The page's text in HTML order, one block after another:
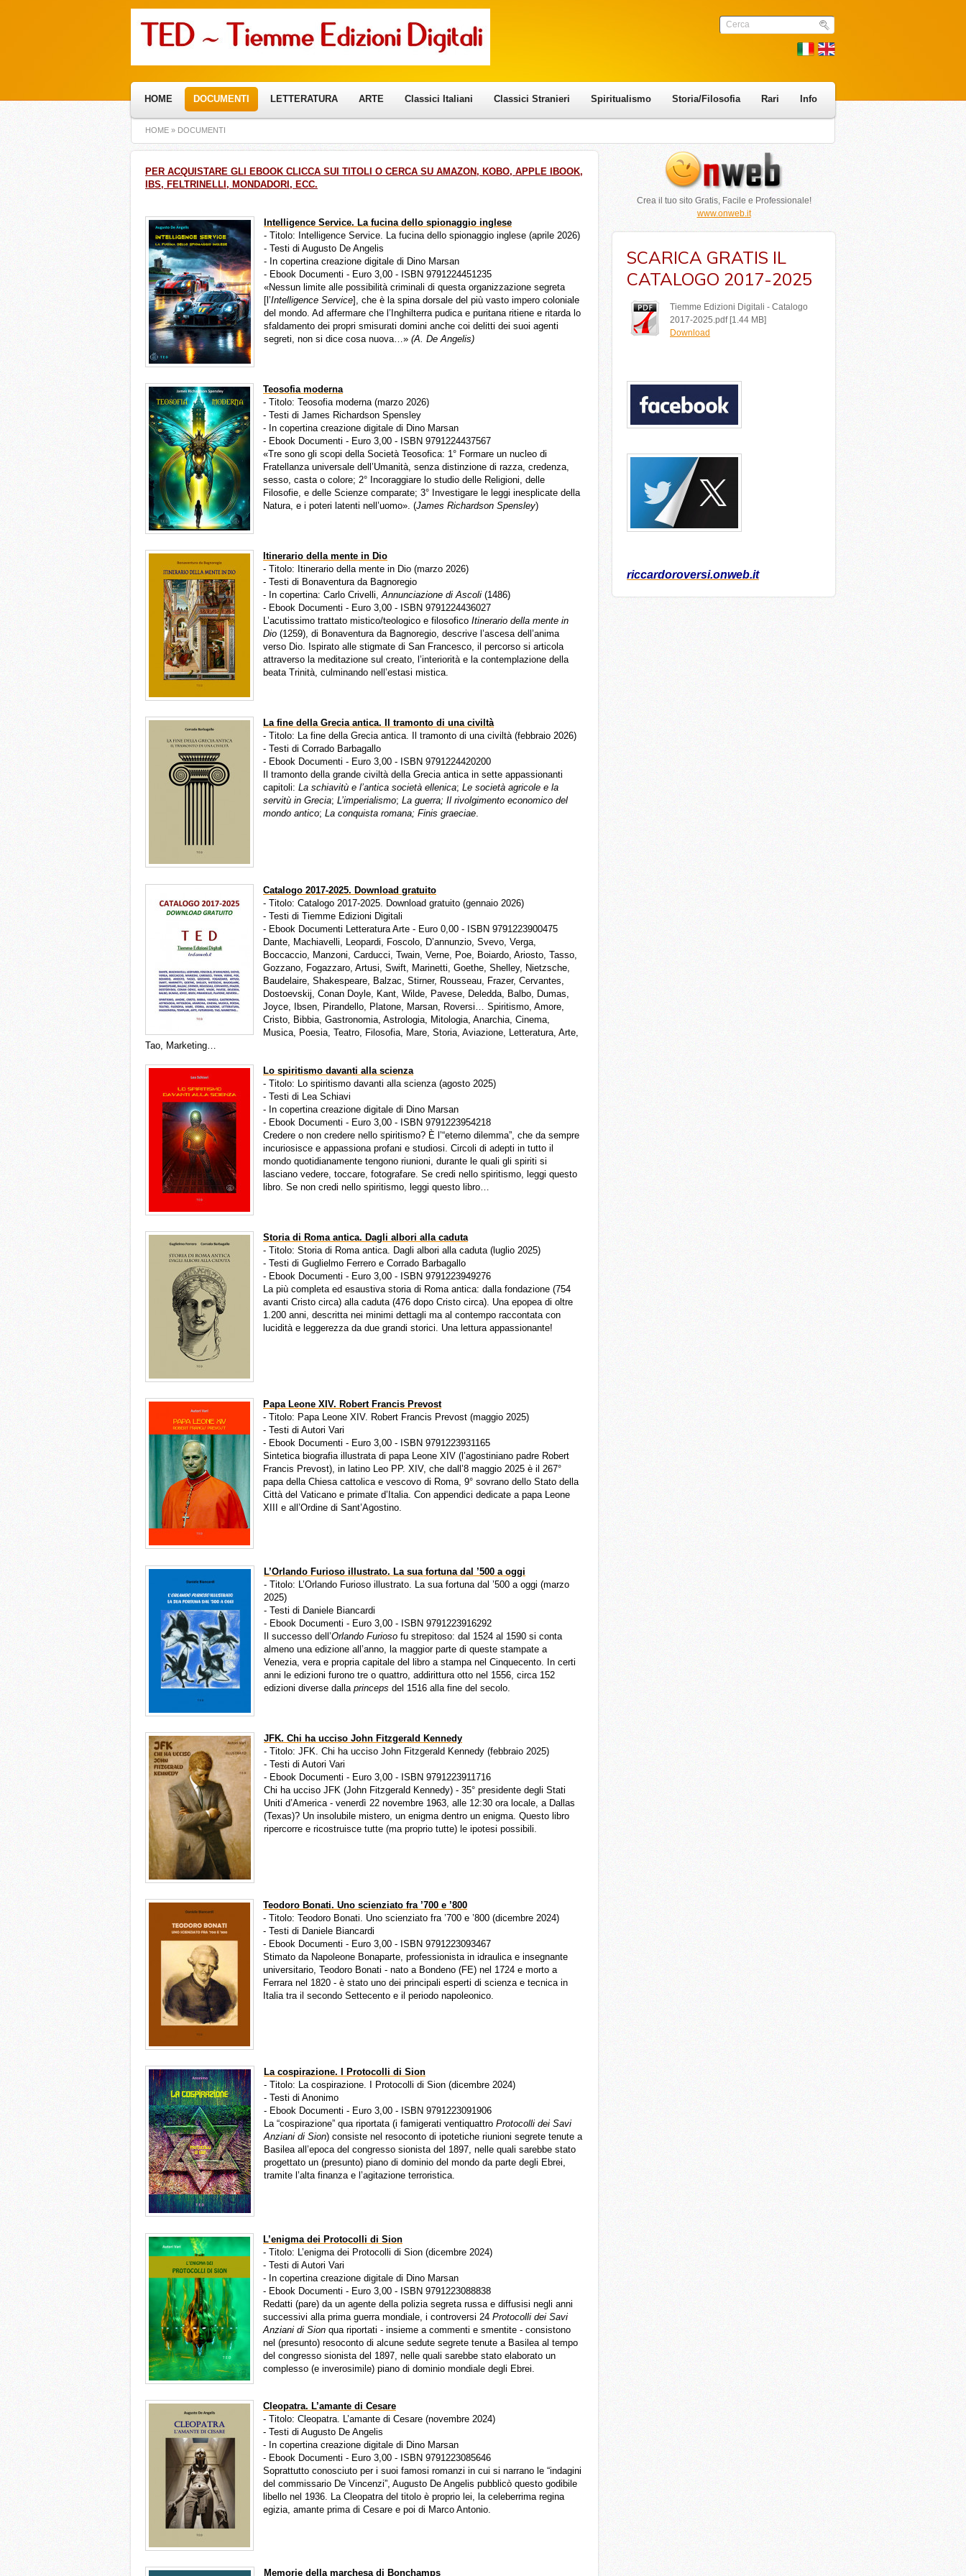
HOME DOCUMENTI LETTERATURA ARTE Classici Italiani Classici Stranieri Spiritualismo Storia/Filosofia Rari Info
HOME » DOCUMENTI
PER ACQUISTARE GLI EBOOK CLICCA SUI TITOLI O CERCA SU AMAZON, KOBO, APPLE IBOOK,
IBS, FELTRINELLI, MONDADORI, ECC.
Intelligence Service. La fucina dello spionaggio inglese
- Titolo: Intelligence Service. La fucina dello spionaggio inglese (aprile 2026)
- Testi di Augusto De Angelis
- In copertina creazione digitale di Dino Marsan
- Ebook Documenti - Euro 3,00 - ISBN 9791224451235
«Nessun limite alle possibilità criminali di questa organizzazione segreta
[l’Intelligence Service], che è la spina dorsale del più vasto impero coloniale
del mondo. Ad affermare che l’Inghilterra pudica e puritana ritiene e ritarda lo
sfaldamento dei propri smisurati domini anche coi delitti dei suoi agenti
segreti, non si dice cosa nuova…» (A. De Angelis)
Teosofia moderna
- Titolo: Teosofia moderna (marzo 2026)
- Testi di James Richardson Spensley
- In copertina creazione digitale di Dino Marsan
- Ebook Documenti - Euro 3,00 - ISBN 9791224437567
«Tre sono gli scopi della Società Teosofica: 1° Formare un nucleo di
Fratellanza universale dell’Umanità, senza distinzione di razza, credenza,
sesso, casta o colore; 2° Incoraggiare lo studio delle Religioni, delle
Filosofie, e delle Scienze comparate; 3° Investigare le leggi inesplicate della
Natura, e i poteri latenti nell’uomo». (James Richardson Spensley)
Itinerario della mente in Dio
- Titolo: Itinerario della mente in Dio (marzo 2026)
- Testi di Bonaventura da Bagnoregio
- In copertina: Carlo Crivelli,Annunciazione di Ascoli (1486)
- Ebook Documenti - Euro 3,00 - ISBN 9791224436027
L’acutissimo trattato mistico/teologico e filosofico Itinerario della mente in
Dio (1259), di Bonaventura da Bagnoregio, descrive l’ascesa dell’anima
verso Dio. Ispirato alle stigmate di San Francesco, il percorso si articola
attraverso la meditazione sul creato, l’interiorità e la contemplazione della
beata Trinità, culminando nell’estasi mistica.
La fine della Grecia antica. Il tramonto di una civiltà
- Titolo: La fine della Grecia antica. Il tramonto di una civiltà (febbraio 2026)
- Testi di Corrado Barbagallo
- Ebook Documenti - Euro 3,00 - ISBN 9791224420200
Il tramonto della grande civiltà della Grecia antica in sette appassionanti
capitoli: La schiavitù e l’antica società ellenica; Le società agricole e la
servitù in Grecia; L’imperialismo; La guerra; Il rivolgimento economico del
mondo antico; La conquista romana; Finis graeciae.
Catalogo 2017-2025. Download gratuito
- Titolo: Catalogo 2017-2025. Download gratuito (gennaio 2026)
- Testi di Tiemme Edizioni Digitali
- Ebook Documenti Letteratura Arte - Euro 0,00 - ISBN 9791223900475
Dante, Machiavelli, Leopardi, Foscolo, D’annunzio, Svevo, Verga,
Boccaccio, Manzoni, Carducci, Twain, Verne, Poe, Boiardo, Ariosto, Tasso,
Gozzano, Fogazzaro, Artusi, Swift, Marinetti, Goethe, Shelley, Nietzsche,
Baudelaire, Shakespeare, Balzac, Stirner, Rousseau, Frazer, Cervantes,
Dostoevskij, Conan Doyle, Kant, Wilde, Pavese, Deledda, Balbo, Dumas,
Joyce, Ibsen, Pirandello, Platone, Marsan, Roversi… Spiritismo, Amore,
Cristo, Bibbia, Gastronomia, Astrologia, Mitologia, Anarchia, Cinema,
Musica, Poesia, Teatro, Filosofia, Mare, Storia, Aviazione, Letteratura, Arte,
Tao, Marketing…
Lo spiritismo davanti alla scienza
- Titolo: Lo spiritismo davanti alla scienza (agosto 2025)
- Testi di Lea Schiavi
- In copertina creazione digitale di Dino Marsan
- Ebook Documenti - Euro 3,00 - ISBN 9791223954218
Credere o non credere nello spiritismo? È l’“eterno dilemma”, che da sempre
incuriosisce e appassiona profani e studiosi. Circoli di adepti in tutto il
mondo quotidianamente tengono riunioni, durante le quali gli spiriti si
lasciano vedere, toccare, fotografare. Se credi nello spiritismo, leggi questo
libro. Se non credi nello spiritismo, leggi questo libro…
Storia di Roma antica. Dagli albori alla caduta
- Titolo: Storia di Roma antica. Dagli albori alla caduta (luglio 2025)
- Testi di Guglielmo Ferrero e Corrado Barbagallo
- Ebook Documenti - Euro 3,00 - ISBN 9791223949276
La più completa ed esaustiva storia di Roma antica: dalla fondazione (754
avanti Cristo circa) alla caduta (476 dopo Cristo circa). Una epopea di oltre
1.200 anni, descritta nei minimi dettagli ma al contempo raccontata con
lucidità e leggerezza da due grandi storici. Una lettura appassionante!
Papa Leone XIV. Robert Francis Prevost
- Titolo: Papa Leone XIV. Robert Francis Prevost (maggio 2025)
- Testi di Autori Vari
- Ebook Documenti - Euro 3,00 - ISBN 9791223931165
Sintetica biografia illustrata di papa Leone XIV (l’agostiniano padre Robert
Francis Prevost), in latino Leo PP. XIV, che dall’8 maggio 2025 è il 267°
papa della Chiesa cattolica e vescovo di Roma, 9° sovrano dello Stato della
Città del Vaticano e primate d’Italia. Con appendici dedicate a papa Leone
XIII e all’Ordine di Sant’Agostino.
L’Orlando Furioso illustrato. La sua fortuna dal ’500 a oggi
- Titolo: L’Orlando Furioso illustrato. La sua fortuna dal ’500 a oggi (marzo
2025)
- Testi di Daniele Biancardi
- Ebook Documenti - Euro 3,00 - ISBN 9791223916292
Il successo dell’Orlando Furioso fu strepitoso: dal 1524 al 1590 si conta
almeno una edizione all’anno, la maggior parte di queste stampate a
Venezia, vera e propria capitale del libro a stampa nel Cinquecento. In certi
anni le edizioni furono tre o quattro, addirittura otto nel 1556, circa 152
edizioni diverse dalla princeps del 1516 alla fine del secolo.
JFK. Chi ha ucciso John Fitzgerald Kennedy
- Titolo: JFK. Chi ha ucciso John Fitzgerald Kennedy (febbraio 2025)
- Testi di Autori Vari
- Ebook Documenti - Euro 3,00 - ISBN 9791223911716
Chi ha ucciso JFK (John Fitzgerald Kennedy) - 35° presidente degli Stati
Uniti d’America - venerdì 22 novembre 1963, alle 12:30 ora locale, a Dallas
(Texas)? Un insolubile mistero, un enigma dentro un enigma. Questo libro
ripercorre e ricostruisce tutte (ma proprio tutte) le ipotesi possibili.
Teodoro Bonati. Uno scienziato fra ’700 e ’800
- Titolo: Teodoro Bonati. Uno scienziato fra ’700 e ’800 (dicembre 2024)
- Testi di Daniele Biancardi
- Ebook Documenti - Euro 3,00 - ISBN 9791223093467
Stimato da Napoleone Bonaparte, professionista in idraulica e insegnante
universitario, Teodoro Bonati - nato a Bondeno (FE) nel 1724 e morto a
Ferrara nel 1820 - è stato uno dei principali esperti di scienza e tecnica in
Italia tra il secondo Settecento e il periodo napoleonico.
La cospirazione. I Protocolli di Sion
- Titolo: La cospirazione. I Protocolli di Sion (dicembre 2024)
- Testi di Anonimo
- Ebook Documenti - Euro 3,00 - ISBN 9791223091906
La “cospirazione” qua riportata (i famigerati ventiquattro Protocolli dei Savi
Anziani di Sion) consiste nel resoconto di ipotetiche riunioni segrete tenute a
Basilea all’epoca del congresso sionista del 1897, nelle quali sarebbe stato
progettato un (presunto) piano di dominio del mondo da parte degli Ebrei,
tramite l’alta finanza e l’agitazione terroristica.
L’enigma dei Protocolli di Sion
- Titolo: L’enigma dei Protocolli di Sion (dicembre 2024)
- Testi di Autori Vari
- In copertina creazione digitale di Dino Marsan
- Ebook Documenti - Euro 3,00 - ISBN 9791223088838
Redatti (pare) da un agente della polizia segreta russa e diffusisi negli anni
successivi alla prima guerra mondiale, i controversi 24 Protocolli dei Savi
Anziani di Sion qua riportati - insieme a commenti e smentite - consistono
nel (presunto) resoconto di alcune sedute segrete tenute a Basilea al tempo
del congresso sionista del 1897, nelle quali sarebbe stato elaborato un
complesso (e inverosimile) piano di dominio mondiale degli Ebrei.
Cleopatra. L’amante di Cesare
- Titolo: Cleopatra. L’amante di Cesare (novembre 2024)
- Testi di Augusto De Angelis
- In copertina creazione digitale di Dino Marsan
- Ebook Documenti - Euro 3,00 - ISBN 9791223085646
Soprattutto conosciuto per i suoi famosi romanzi in cui si narrano le “indagini
del commissario De Vincenzi”, Augusto De Angelis pubblicò questo godibile
libello nel 1936. La Cleopatra del titolo è proprio lei, la celeberrima regina
egizia, amante prima di Cesare e poi di Marco Antonio.
Memorie della marchesa di Bonchamps
Crea il tuo sito Gratis, Facile e Professionale!
www.onweb.it
SCARICA GRATIS IL
CATALOGO 2017-2025
Tiemme Edizioni Digitali - Catalogo
2017-2025.pdf [1.44 MB]
Download
riccardoroversi.onweb.it